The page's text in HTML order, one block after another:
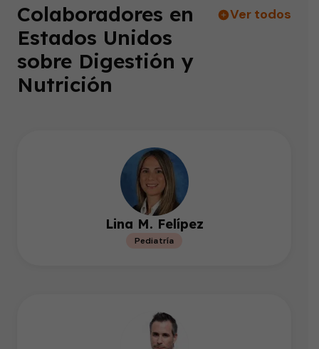
Colaboradores en
Estados Unidos
sobre Digestión y
Nutrición
Ver todos
Lina M. Felípez
Pediatría